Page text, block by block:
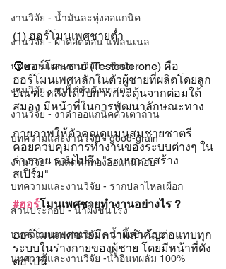
งานวิจัย - น้ำมันละหุ่งออแกนิค
งานวิจัย - ผ้าคอตตอน แฟลนเนล
บทความและงานวิจัย - ขิงดำ
งานวิจัย - ซุปไก่ดำตังกุยสดฯ
งานวิจัย - งาดำออแกนิคคั่วเตาถ่าน
บทความและงานวิจัย - good-grain
งานวิจัย - เมล็ดฟักทองออแกนิคอบ
บทความและงานวิจัย - รากปลาไหลเผือก
ส่วนประกอบ - น้ำผึ้งชันโรง
บทความและงานวิจัย - น้ำผึ้งชันโรง
บทความและงานวิจัย -น้ำอินทผลัม 100%
(1) ฮอร์โมนเพศชายต่ำ
🧔ฮอร์โมนชาย (Testosterone) คือ
ฮอร์โมนเพศหลักในตัวผู้ชายที่ผลิตโดยลูก
อัณฑะหลังได้รับการกระตุ้นจากต่อมใต้
สมอง มีหน้าที่ในการพัฒนาลักษณะทาง
กายภาพให้ตัวคุณดูแมนสมชายชาตรี
คอยควบคุมการทำงานของระบบต่างๆ ใน
ร่างกาย รวมไปถึง "ระบบการสร้าง
สเปิร์ม"
#ฮอร์โมนเพศชายทำงานอย่างไร ?
ฮอร์โมนเพศชายมีความสำคัญต่อแทบทุก
ระบบในร่างกายของผู้ชาย โดยมีหน้าที่ดัง
ต่อไปนี้